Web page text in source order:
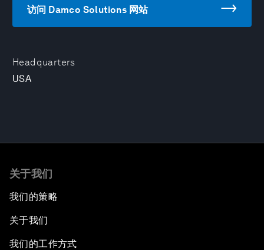
Headquarters
USA
访问 Damco Solutions 网站
关于我们
我们的策略
关于我们
我们的工作方式